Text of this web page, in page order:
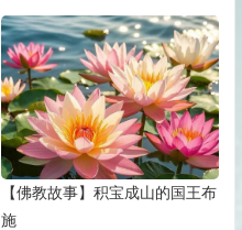
【佛教故事】积宝成山的国王布
施